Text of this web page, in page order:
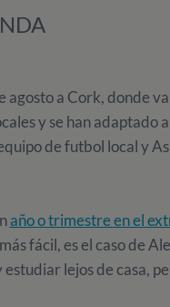
agosto a Cork, donde
y se han adaptado
de futbol local y
año o trimestre en el
fácil, es el caso de
lejos de casa,